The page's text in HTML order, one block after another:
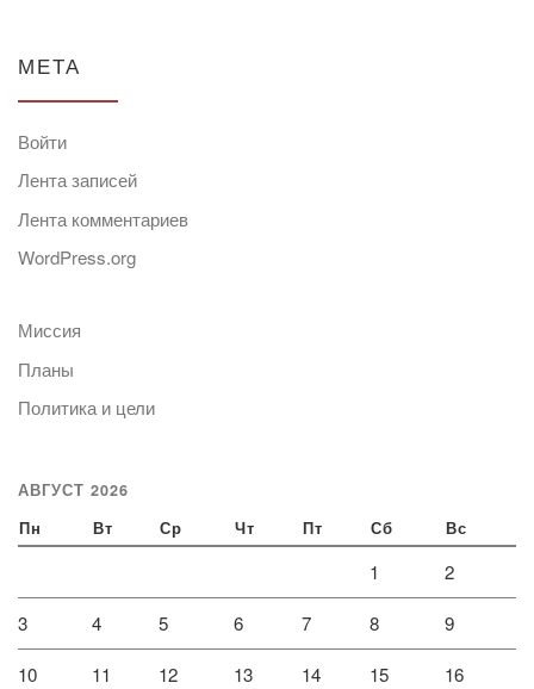
МЕТА
Войти
Лента записей
Лента комментариев
WordPress.org
Миссия
Планы
Политика и цели
АВГУСТ 2026
Пн Вт Ср Чт Пт Сб Вс
1 2
3 4 5 6 7 8 9
10 11 12 13 14 15 16